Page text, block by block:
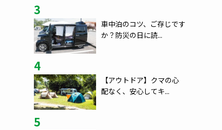
3
車中泊のコツ、ご存じです
か？防災の日に読...
4
【アウトドア】クマの心
配なく、安心してキ...
5